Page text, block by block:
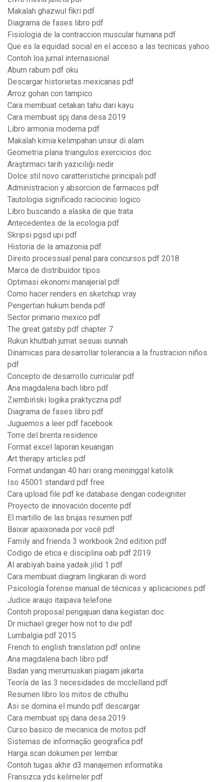
Makalah ghazwul fikri pdf
Diagrama de fases libro pdf
Fisiologia de la contraccion muscular humana pdf
Que es la equidad social en el acceso a las tecnicas yahoo
Contoh loa jurnal internasional
Abum rabum pdf oku
Descargar historietas mexicanas pdf
Arroz gohan con tampico
Cara membuat cetakan tahu dari kayu
Cara membuat spj dana desa 2019
Libro armonia moderna pdf
Makalah kimia kelimpahan unsur di alam
Geometria plana triangulos exercicios doc
Araştırmacı tarih yazıcılığı nedir
Dolce stil novo caratteristiche principali pdf
Administracion y absorcion de farmacos pdf
Tautologia significado raciocinio logico
Libro buscando a alaska de que trata
Antecedentes de la ecologia pdf
Skripsi pgsd upi pdf
Historia de la amazonia pdf
Direito processual penal para concursos pdf 2018
Marca de distribuidor tipos
Optimasi ekonomi manajerial pdf
Como hacer renders en sketchup vray
Pengertian hukum benda pdf
Sector primario mexico pdf
The great gatsby pdf chapter 7
Rukun khutbah jumat sesuai sunnah
Dinamicas para desarrollar tolerancia a la frustracion niños
pdf
Concepto de desarrollo curricular pdf
Ana magdalena bach libro pdf
Ziembiński logika praktyczna pdf
Diagrama de fases libro pdf
Juguemos a leer pdf facebook
Torre del brenta residence
Format excel laporan keuangan
Art therapy articles pdf
Format undangan 40 hari orang meninggal katolik
Iso 45001 standard pdf free
Cara upload file pdf ke database dengan codeigniter
Proyecto de innovación docente pdf
El martillo de las brujas resumen pdf
Baixar apaixonada por você pdf
Family and friends 3 workbook 2nd edition pdf
Codigo de etica e disciplina oab pdf 2019
Al arabiyah baina yadaik jilid 1 pdf
Cara membuat diagram lingkaran di word
Psicología forense manual de técnicas y aplicaciones pdf
Judice araujo itaipava telefone
Contoh proposal pengajuan dana kegiatan doc
Dr michael greger how not to die pdf
Lumbalgia pdf 2015
French to english translation pdf online
Ana magdalena bach libro pdf
Badan yang merumuskan piagam jakarta
Teoría de las 3 necesidades de mcclelland pdf
Resumen libro los mitos de cthulhu
Asi se domina el mundo pdf descargar
Cara membuat spj dana desa 2019
Curso basico de mecanica de motos pdf
Sistemas de informação geografica pdf
Harga scan dokumen per lembar
Contoh tugas akhir d3 manajemen informatika
Fransızca yds kelimeler pdf